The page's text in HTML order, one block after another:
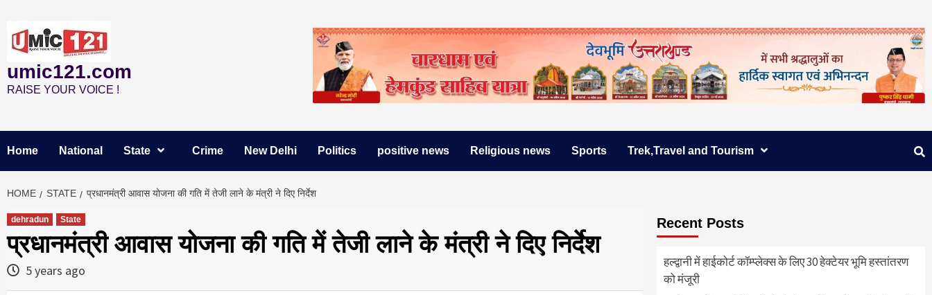
content
umic121.com
RAISE YOUR VOICE !
Home National State Crime New Delhi Politics positive news Religious news Sports Trek,Travel and Tourism
HOME STATE प्रधानमंत्री आवास योजना की गति में तेजी लाने के मंत्री ने दिए निर्देश
dehradun State
प्रधानमंत्री आवास योजना की गति में तेजी लाने के मंत्री ने दिए निर्देश
5 years ago
Recent Posts
हल्द्वानी में हाईकोर्ट कॉम्प्लेक्स के लिए 30 हेक्टेयर भूमि हस्तांतरण
को मंजूरी